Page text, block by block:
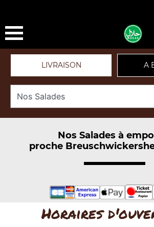
LIVRAISON A
Nos Salades à
proche
Horaires